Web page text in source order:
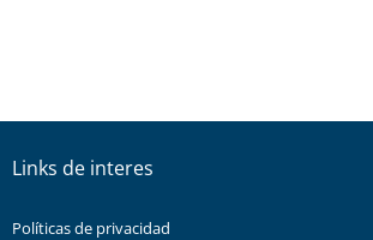
Links de interes
Políticas de privacidad